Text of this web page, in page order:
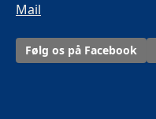
Mail
Følg os på Facebook